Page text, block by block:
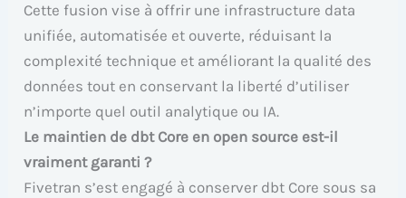
Cette fusion vise à offrir une infrastructure data
unifiée, automatisée et ouverte, réduisant la
complexité technique et améliorant la qualité des
données tout en conservant la liberté d’utiliser
n’importe quel outil analytique ou IA.
Le maintien de dbt Core en open source est-il
vraiment garanti ?
Fivetran s’est engagé à conserver dbt Core sous sa